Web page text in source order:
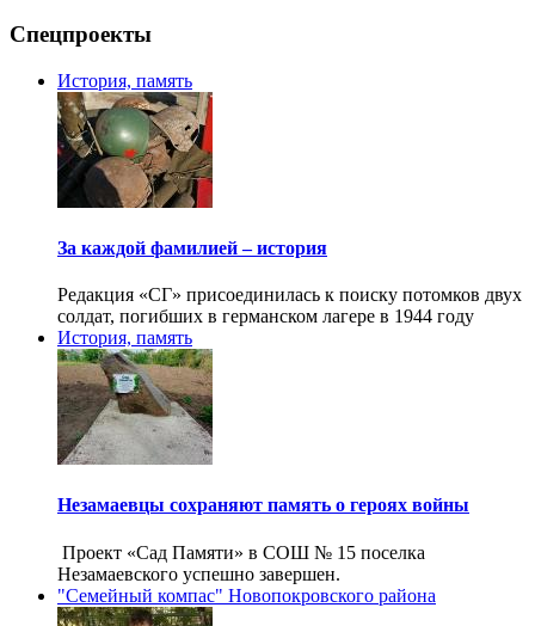
Спецпроекты
История, память
За каждой фамилией – история
Редакция «СГ» присоединилась к поиску потомков двух
солдат, погибших в германском лагере в 1944 году
История, память
Незамаевцы сохраняют память о героях войны
Проект «Сад Памяти» в СОШ № 15 поселка
Незамаевского успешно завершен.
"Семейный компас" Новопокровского района